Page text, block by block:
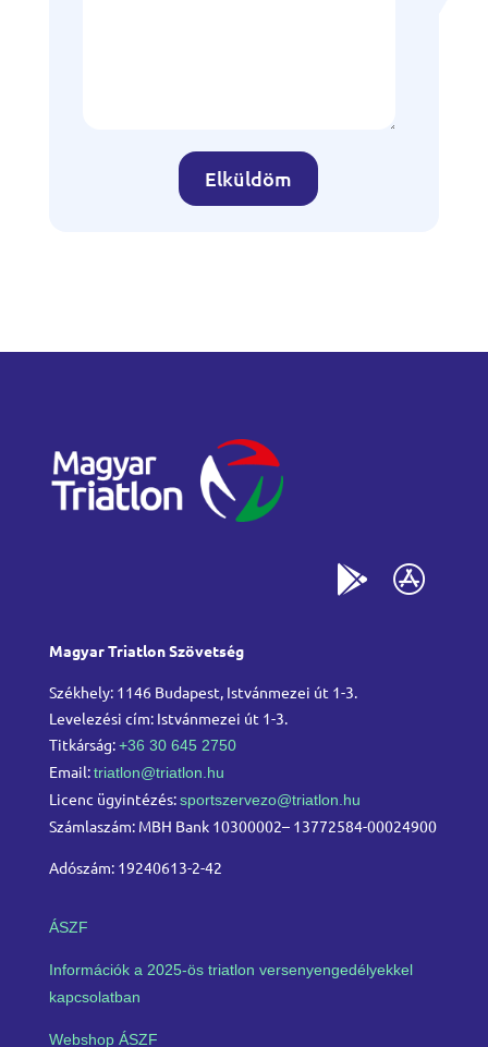
Elküldöm
Magyar Triatlon Szövetség
Székhely: 1146 Budapest, Istvánmezei út 1-3.
Levelezési cím: Istvánmezei út 1-3.
Titkárság:+36 30 645 2750
Email:triatlon@triatlon.hu
Licenc ügyintézés:sportszervezo@triatlon.hu
Számlaszám: MBH Bank 10300002– 13772584-00024900
Adószám: 19240613-2-42
ÁSZF
Információk a 2025-ös triatlon versenyengedélyekkel
kapcsolatban
Webshop ÁSZF